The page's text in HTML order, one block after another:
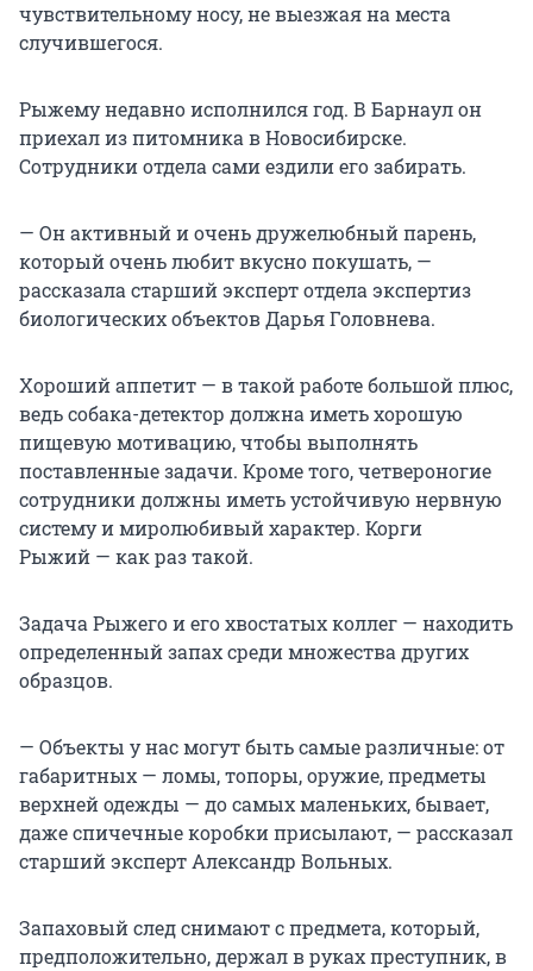
чувствительному носу, не выезжая на места
случившегося.
Рыжему недавно исполнился год. В Барнаул он
приехал из питомника в Новосибирске.
Сотрудники отдела сами ездили его забирать.
— Он активный и очень дружелюбный парень,
который очень любит вкусно покушать, —
рассказала старший эксперт отдела экспертиз
биологических объектов Дарья Головнева.
Хороший аппетит — в такой работе большой плюс,
ведь собака-детектор должна иметь хорошую
пищевую мотивацию, чтобы выполнять
поставленные задачи. Кроме того, четвероногие
сотрудники должны иметь устойчивую нервную
систему и миролюбивый характер. Корги
Рыжий — как раз такой.
Задача Рыжего и его хвостатых коллег — находить
определенный запах среди множества других
образцов.
— Объекты у нас могут быть самые различные: от
габаритных — ломы, топоры, оружие, предметы
верхней одежды — до самых маленьких, бывает,
даже спичечные коробки присылают, — рассказал
старший эксперт Александр Вольных.
Запаховый след снимают с предмета, который,
предположительно, держал в руках преступник, в